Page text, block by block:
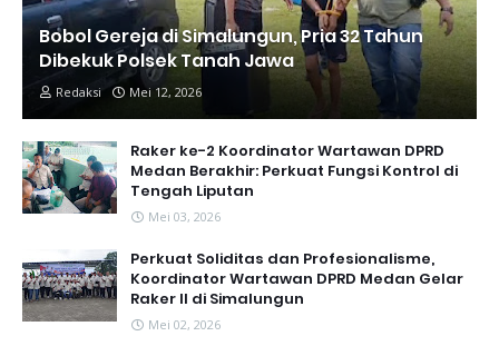
Bobol Gereja di Simalungun, Pria 32 Tahun
Dibekuk Polsek Tanah Jawa
Redaksi Mei 12, 2026
Raker ke-2 Koordinator Wartawan DPRD
Medan Berakhir: Perkuat Fungsi Kontrol di
Tengah Liputan
Mei 03, 2026
Perkuat Soliditas dan Profesionalisme,
Koordinator Wartawan DPRD Medan Gelar
Raker II di Simalungun
Mei 02, 2026